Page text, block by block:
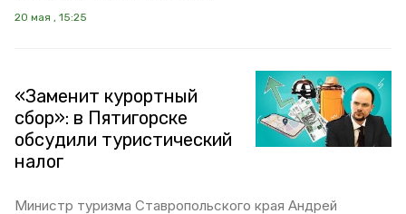
20 мая , 15:25
«Заменит курортный
сбор»: в Пятигорске
обсудили туристический
налог
Министр туризма Ставропольского края Андрей